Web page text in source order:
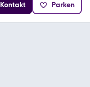
Kontakt Parken